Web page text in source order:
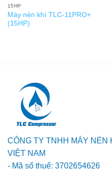
15HP
Máy nén khí TLC-11PRO+
(15HP)
CÔNG TY TNHH MÁY NÉN
VIỆT NAM
- Mã số thuế: 3702654626